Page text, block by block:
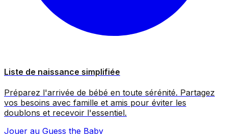
Liste de naissance simplifiée
Préparez l'arrivée de bébé en toute sérénité. Partagez
vos besoins avec famille et amis pour éviter les
doublons et recevoir l'essentiel.
Jouer au Guess the Baby